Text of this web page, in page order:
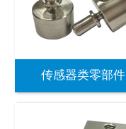
传感器类零部件